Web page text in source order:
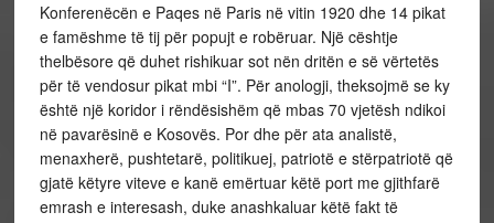
Konferenëcën e Paqes në Paris në vitin 1920 dhe 14 pikat
e famëshme të tij për popujt e robëruar. Një cështje
thelbësore që duhet rishikuar sot nën dritën e së vërtetës
për të vendosur pikat mbi “I”. Për anologji, theksojmë se ky
është një koridor i rëndësishëm që mbas 70 vjetësh ndikoi
në pavarësinë e Kosovës. Por dhe për ata analistë,
menaxherë, pushtetarë, politikuej, patriotë e stërpatriotë që
gjatë këtyre viteve e kanë emërtuar këtë port me gjithfarë
emrash e interesash, duke anashkaluar këtë fakt të